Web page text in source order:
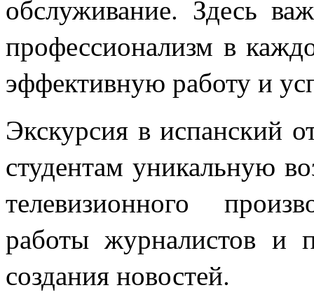
обслуживание. Здесь
профессионализм в
эффективную работу и
Экскурсия в испанский
студентам уникальную
телевизионного
работы журналистов и
создания новостей.